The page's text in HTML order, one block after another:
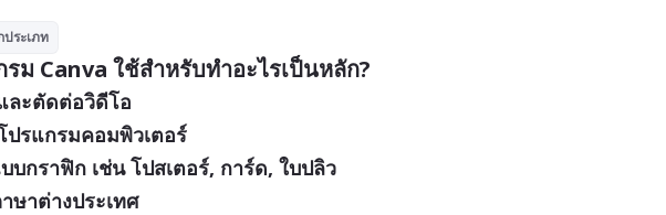
ประเภท
รม Canva ใช้สำหรับทำอะไรเป็นหลัก?
ละตัดต่อวิดีโอ
ปรแกรมคอมพิวเตอร์
บกราฟิก เช่น โปสเตอร์, การ์ด, ใบปลิว
ษาต่างประเทศ